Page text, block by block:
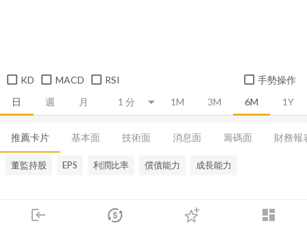
login dashboard
市場 登入
日 週 月 1M 3M 6M 1Y
KD MACD RSI 手勢操作
推薦卡片 基本面 技術面 消息面 籌碼面 財務報
董監持股 EPS 利潤比率 償債能力 成長能力